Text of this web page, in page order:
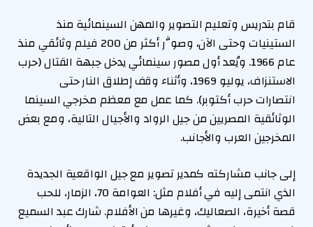
قام بتدريس وتعليم التصوير والمهن السينمائية منذ
الستينيات وحتى الآن، وصوَّر أكثر من 200 فيلم وثائقي منذ
عام 1966. ويُعد أول مصور سينمائي يدخل جبهة القتال (حرب
الاستنزاف، يوليو 1969، وأثناء وقف إطلاق النار حتى
انتصارات حرب أكتوبر). كما عمل مع معظم مخرجي السينما
الوثائقية المصريين من جيل الرواد والأجيال التالية، ومع بعض
المخرجين العرب والأجانب.
إلى جانب مشاركته كمدير تصوير مع جيل الواقعية الجديدة
الذي انتمى إليه في أفلام مثل: العوامة 70، الزمار، للحب
قصة أخيرة، الصعاليك، وغيرها من الأفلام. شارك عبد السميع